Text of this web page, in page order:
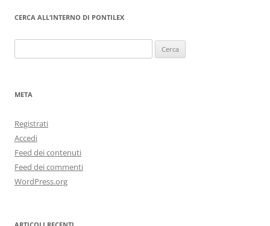
CERCA ALL’INTERNO DI PONTILEX
per:
META
Registrati
Accedi
Feed dei contenuti
Feed dei commenti
WordPress.org